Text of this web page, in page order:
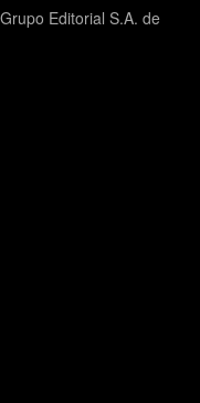
Editorial S.A. de